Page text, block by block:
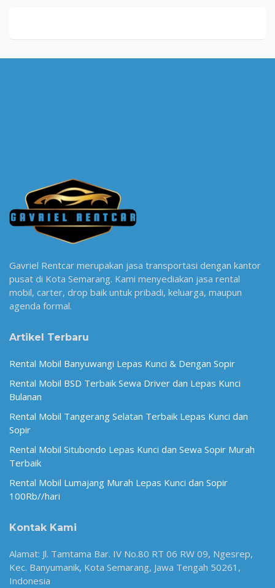
Gavriel Rentcar merupakan jasa transportasi dengan kantor
pusat di Kota Semarang. Kami menyediakan jasa rental
mobil, carter, drop baik untuk pribadi, keluarga, maupun
agenda formal.
Artikel Terbaru
Rental Mobil Banyuwangi Lepas Kunci & Dengan Sopir
Rental Mobil BSD Terbaik Sewa Driver dan Lepas Kunci
Bulanan
Rental Mobil Tangerang Selatan Terbaik Lepas Kunci dan
Sopir
Rental Mobil Situbondo Lepas Kunci dan Sewa Sopir Murah
Terbaik
Rental Mobil Lumajang Murah Lepas Kunci dan Sopir
100Rb//hari
Kontak Kami
Alamat: Jl. Tamtama Bar. IV No.80 RT 06 RW 09, Ngesrep,
Kec. Banyumanik, Kota Semarang, Jawa Tengah 50261,
Indonesia